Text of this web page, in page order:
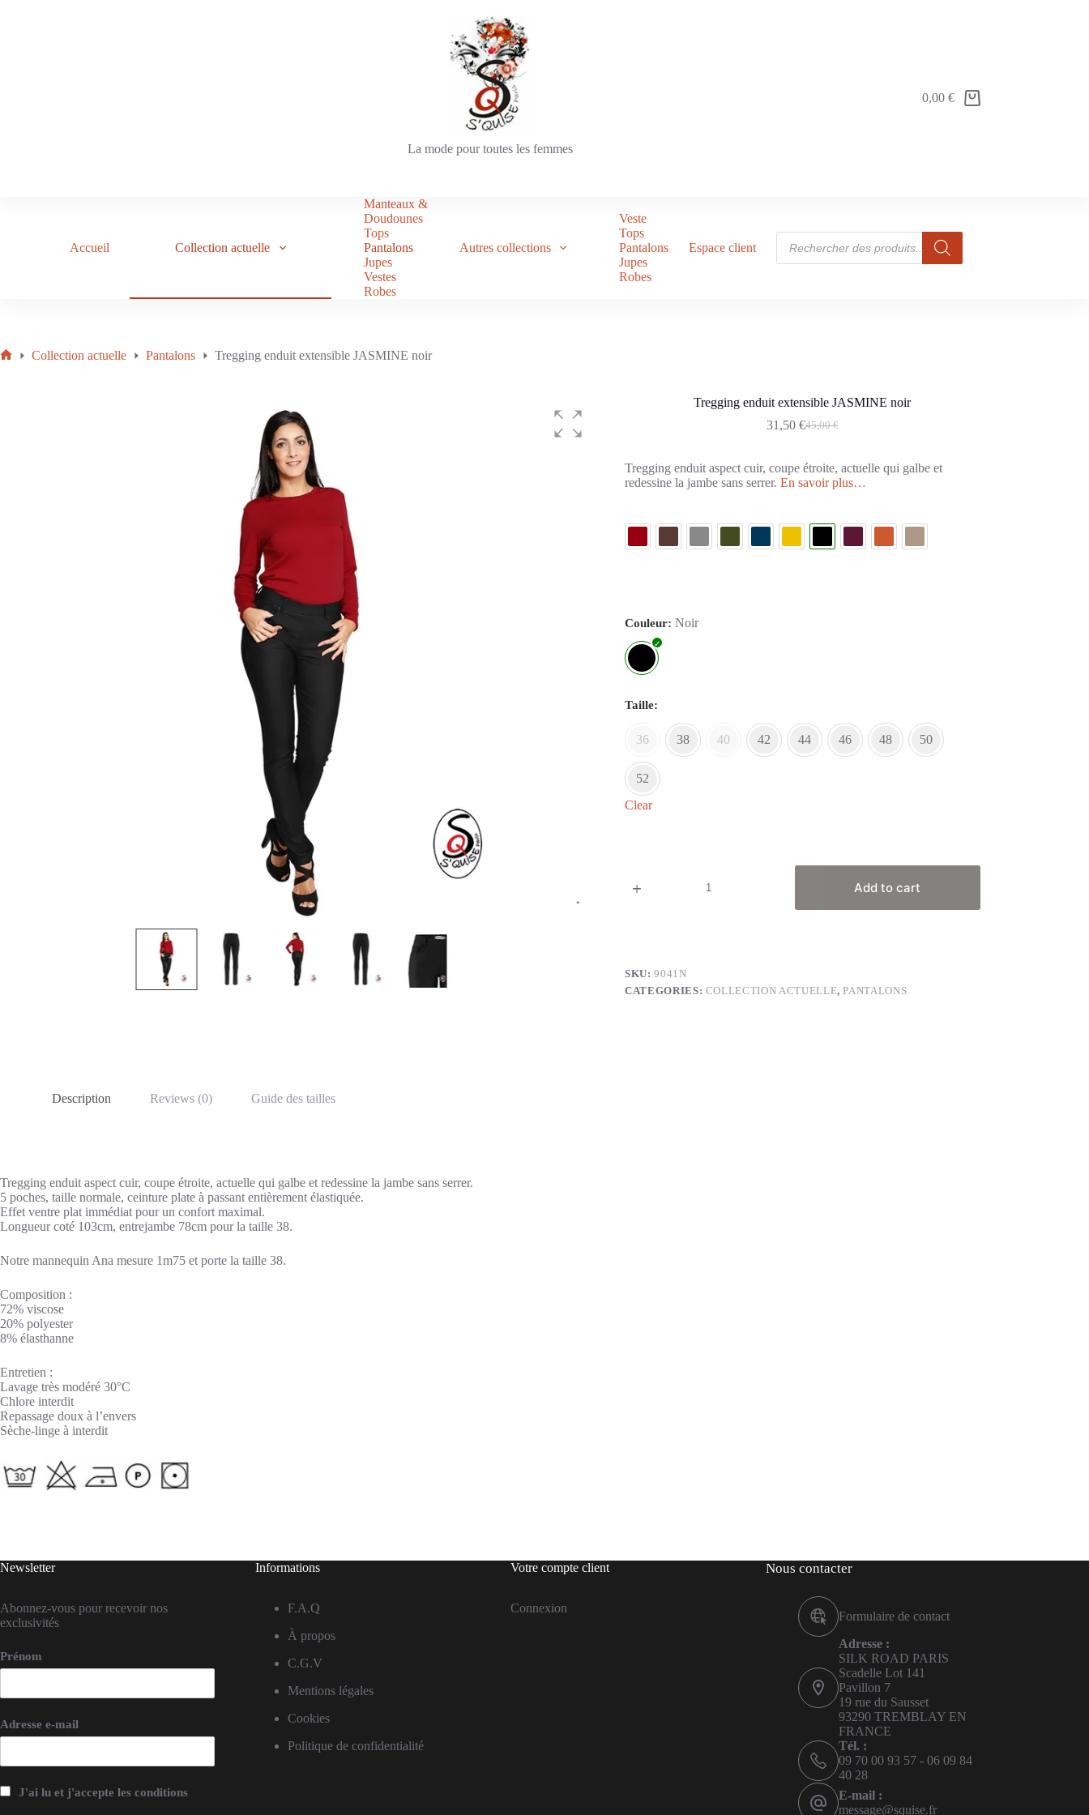
La mode pour toutes les femmes
0,00€
Accueil Collection actuelle
Manteaux &
Doudounes
Tops
Pantalons
Jupes
Vestes
Robes
Autres collections
Veste
Tops
Pantalons
Jupes
Robes
Espace client
Collection actuelle Pantalons Tregging enduit extensible JASMINE noir
Tregging enduit extensible JASMINE noir
45,00€
31,50 €
Tregging enduit aspect cuir, coupe étroite, actuelle qui galbe et
redessine la jambe sans serrer. En savoir plus…
Couleur Noir
Taille
36 38 40 42 44 46 48 50
52
Clear
Add to cart
SKU:9041N
CATEGORIES: COLLECTION ACTUELLE,PANTALONS
Description Reviews (0) Guide des tailles
Tregging enduit aspect cuir, coupe étroite, actuelle qui galbe et redessine la jambe sans serrer.
5 poches, taille normale, ceinture plate à passant entièrement élastiquée.
Effet ventre plat immédiat pour un confort maximal.
Longueur coté 103cm, entrejambe 78cm pour la taille 38.
Notre mannequin Ana mesure 1m75 et porte la taille 38.
Composition :
72% viscose
20% polyester
8% élasthanne
Entretien :
Lavage très modéré 30°C
Chlore interdit
Repassage doux à l’envers
Sèche-linge à interdit
Newsletter
Abonnez-vous pour recevoir nos
exclusivités
Prénom
Adresse e-mail
J'ai lu et j'accepte les conditions
Informations
F.A.Q
À propos
C.G.V
Mentions légales
Cookies
Politique de confidentialité
Votre compte client
Connexion
Nous contacter
Formulaire de contact
Adresse :
SILK ROAD PARIS
Scadelle Lot 141
Pavillon 7
19 rue du Sausset
93290 TREMBLAY EN
FRANCE
Tél. :
09 70 00 93 57 - 06 09 84
40 28
E-mail :
message@squise.fr